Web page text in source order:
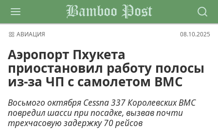
Bamboo Post
АВИАЦИЯ 08.10.2025
Аэропорт Пхукета
приостановил работу полосы
из-за ЧП с самолетом ВМС
Восьмого октября Cessna 337 Королевских ВМС
повредил шасси при посадке, вызвав почти
трехчасовую задержку 70 рейсов